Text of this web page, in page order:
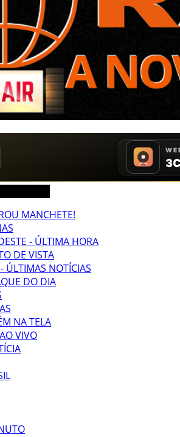
MANCHETE!
- ÚLTIMA HORA
DE VISTA
ÚLTIMAS NOTÍCIAS
DO DIA
NA TELA
VIVO